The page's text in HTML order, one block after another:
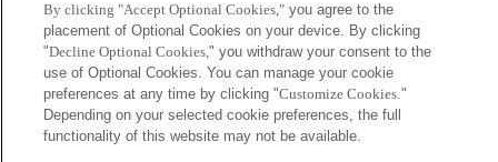
複雑なシステムの識別における
失敗
[Video] Beyond Boundaries
By clicking "Accept Optional Cookies,"you agree to the
placement of Optional Cookies on your device. By clicking
"Decline Optional Cookies," you withdraw your consent to the
use of Optional Cookies. You can manage your cookie
preferences at any time by clicking "Customize Cookies."
Depending on your selected cookie preferences, the full
functionality of this website may not be available.